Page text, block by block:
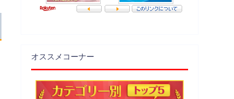
オススメコーナー